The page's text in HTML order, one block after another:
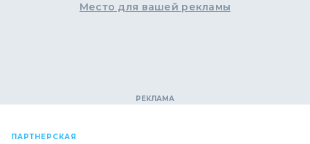
Место для вашей рекламы
ПАРТНЕРСКАЯ